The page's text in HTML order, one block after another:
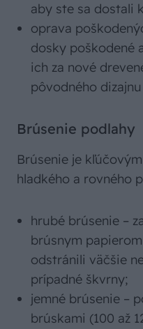
aby ste sa dostali
oprava
dosky poškodené
ich za nové
pôvodného
Brúsenie podlahy
Brúsenie je
hladkého a rovného
hrubé brúsenie –
brúsnym
odstránili väčšie
prípadné škvrny;
jemné brúsenie –
brúskami (100 až